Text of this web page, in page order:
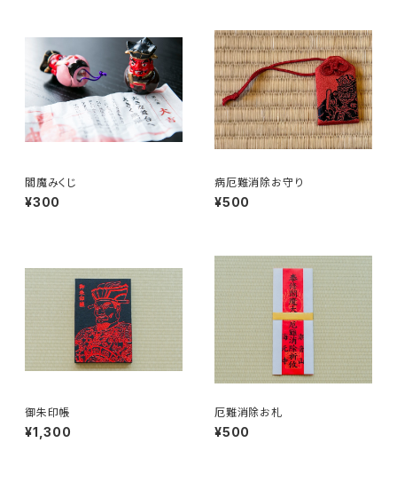
閻魔みくじ
¥300
病厄難消除お守り
¥500
御朱印帳
¥1,300
厄難消除お札
¥500